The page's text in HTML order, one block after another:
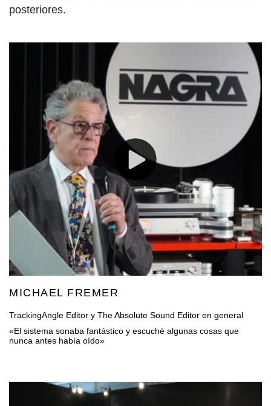
posteriores.
MICHAEL FREMER
TrackingAngle Editor y The Absolute Sound Editor en general
«El sistema sonaba fantástico y escuché algunas cosas que
nunca antes había oído»